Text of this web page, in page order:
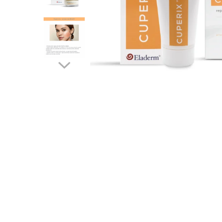
Produse pentru curatare
Creme Emoliente
Creme cu Uree
Produse pentru pete pigmentare
Evidence skincare